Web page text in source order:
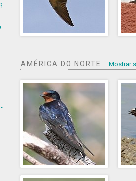
Parulidae (pula-pulas, mariquitas e afins)
Thraupidae (saíras, saís, tiês, sanhaçus e afins)
Cardinalidae (azulão, trinca-ferro-verdadeiro e afins)
AMÉRICA DO NORTE Mostrar